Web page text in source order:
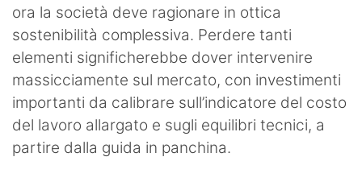
ora la società deve ragionare in ottica
sostenibilità complessiva. Perdere tanti
elementi significherebbe dover intervenire
massicciamente sul mercato, con investimenti
importanti da calibrare sull’indicatore del costo
del lavoro allargato e sugli equilibri tecnici, a
partire dalla guida in panchina.